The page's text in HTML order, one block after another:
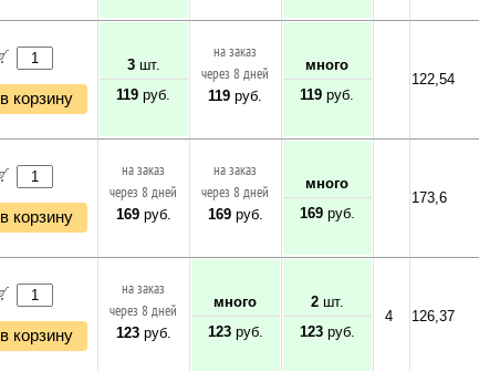
в корзину
3шт.
119 руб.
на заказ
через 8 дней
119 руб.
много
119 руб.
122,54
в корзину
на заказ
через 8 дней
169руб.
на заказ
через 8 дней
169руб.
много
169руб.
173,6
в корзину
на заказ
через 8 дней
123руб.
много
123руб.
2шт.
123руб.
4 126,37